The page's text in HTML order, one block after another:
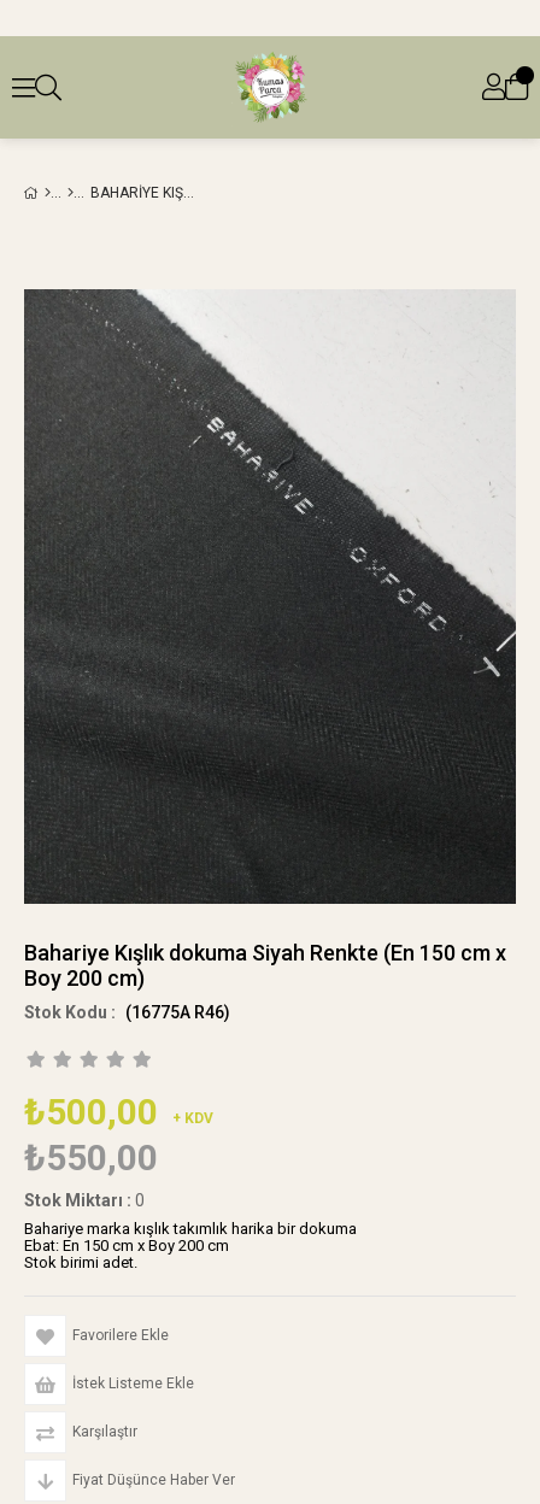
BAHARIYE KIŞLIK DOKUMA SIYAH RENKTE (EN 150 CM X BOY 200 CM)
Bahariye Kışlık dokuma Siyah Renkte (En 150 cm x
Boy 200 cm)
(16775A R46)
₺500,00 + KDV
₺550,00
Stok Miktarı : 0
Bahariye marka kışlık takımlık harika bir dokuma
Ebat: En 150 cm x Boy 200 cm
Stok birimi adet.
Favorilere Ekle
İstek Listeme Ekle
Karşılaştır
Fiyat Düşünce Haber Ver